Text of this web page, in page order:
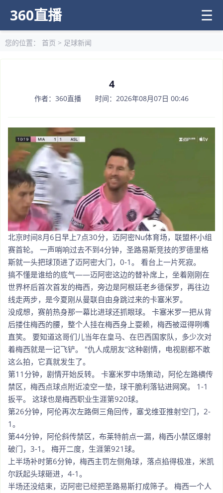
360直播 ☰
您的位置： 首页 > 足球新闻
4
作者：360直播 时间：2026年08月07日 00:46
北京时间8月6日早上7点30分，迈阿密Nu体育场，联盟杯小组
赛首轮。 一声哨响过去不到4分钟，圣路易斯竞技的罗德里格
斯就一头把球顶进了迈阿密大门，0-1。 看台上一片死寂。
搞不懂是谁给的底气——迈阿密这边的替补席上，坐着刚刚在
世界杯后首次首发的梅西，旁边是阿根廷老乡德保罗，再往边
线走两步，是今夏刚从曼联自由身跳过来的卡塞米罗。
没成想，赛前热身那一幕比进球还抓眼球。 卡塞米罗一把从背
后搂住梅西的腰，整个人挂在梅西身上耍赖，梅西被逗得咧嘴
直笑。 要知道这哥们儿当年在皇马、在巴西国家队，多少次对
着梅西就是一记飞铲。 "仇人成朋友"这种剧情，电视剧都不敢
这么拍，它真就发生了。
第11分钟，剧情开始反转。 卡塞米罗中场策动，阿伦左路横传
禁区，梅西点球点附近凌空一垫，球干脆利落钻进网窝。 1-1
扳平。 这球也是梅西职业生涯第920球。
第26分钟，阿伦再次左路倒三角回传，塞戈维亚推射空门，2-
1。
第44分钟，阿伦斜传禁区，布莱特前点一漏，梅西小禁区爆射
破门，3-1。 梅开二度，生涯第921球。
上半场补时第6分钟，梅西主罚左侧角球，落点掐得极准，米凯
尔跃起头球砸进，4-1。
半场还没结束，迈阿密已经把圣路易斯打成筛子。 梅西一个人